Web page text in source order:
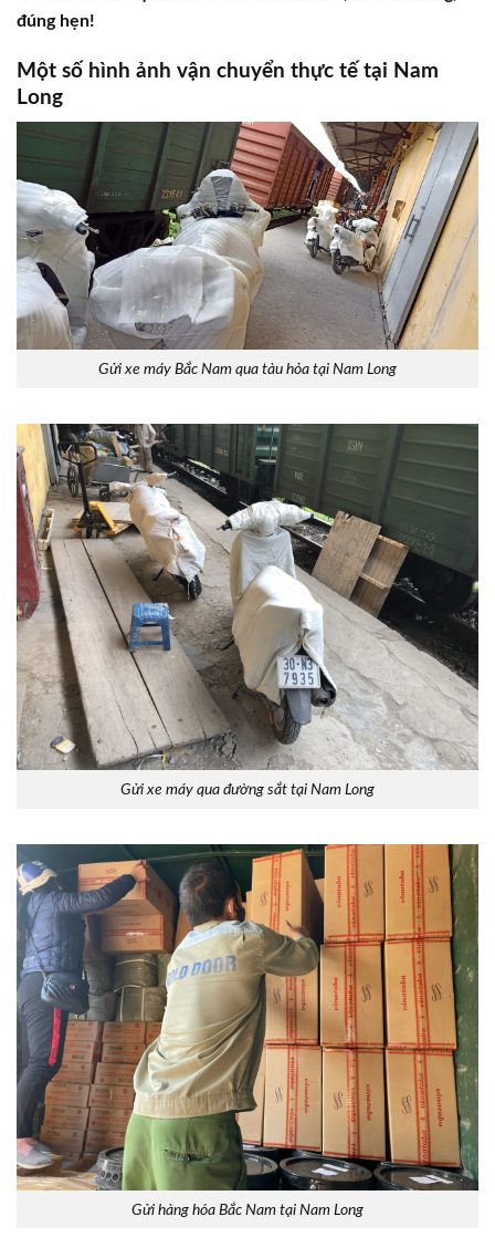
đúng hẹn!
Một số hình ảnh vận chuyển thực tế tại Nam
Long
Gửi xe máy Bắc Nam qua tàu hỏa tại Nam Long
Gửi xe máy qua đường sắt tại Nam Long
Gửi hàng hóa Bắc Nam tại Nam Long